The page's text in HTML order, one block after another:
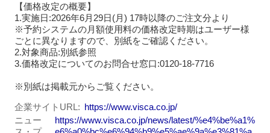
【価格改定の概要】
1.実施日:2026年6月29日(月) 17時以降のご注文分より
※予約システムの月額使用料の価格改定時期はユーザー様
ごとに異なりますので、別紙をご確認ください。
2.対象商品:別紙参照
3.価格改定についてのお問合せ窓口:0120-18-7716
※別紙は掲載元からご覧ください。
企業サイトURL
https://www.visca.co.jp/
ニュー
https://www.visca.co.jp/news/latest/%e4%be%a1%